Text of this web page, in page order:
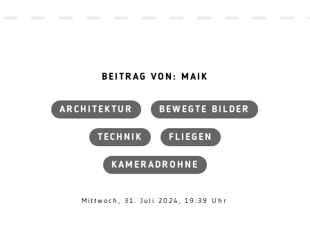
BEITRAG VON: MAIK
ARCHITEKTUR BEWEGTE BILDER
TECHNIK FLIEGEN
KAMERADROHNE
Mittwoch, 31. Juli 2024, 19:39 Uhr